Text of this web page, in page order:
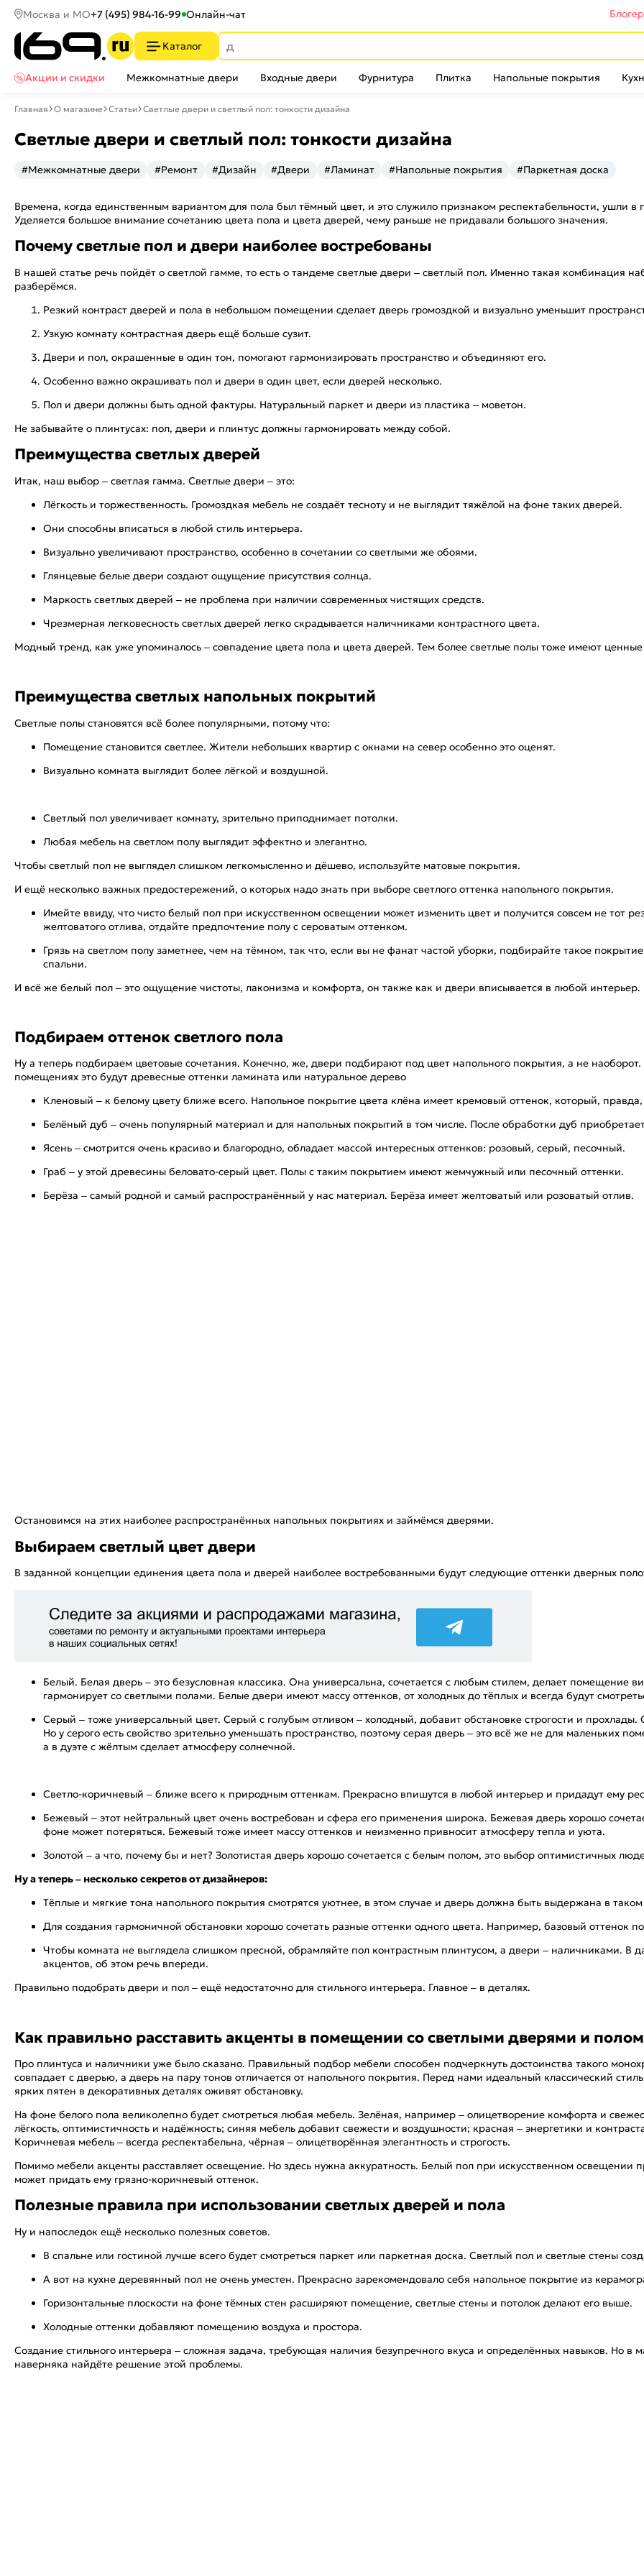
Москва и МО+7 (495) 984-16-99 Онлайн-чат
Каталог
Акции и скидки Межкомнатные двери Входные двери Фурнитура Плитка Напольные покрытия
Главная О магазине Статьи Светлые двери и светлый пол: тонкости дизайна
Светлые двери и светлый пол: тонкости дизайна
#Межкомнатные двери #Ремонт #Дизайн #Двери #Ламинат #Напольные покрытия #Паркетная доска
Времена, когда единственным вариантом для пола был тёмный цвет, и это служило признаком респектабельности, ушли
Уделяется большое внимание сочетанию цвета пола и цвета дверей, чему раньше не придавали большого значения.
Почему светлые пол и двери наиболее востребованы
В нашей статье речь пойдёт о светлой гамме, то есть о тандеме светлые двери – светлый пол. Именно такая комбинация
разберёмся.
Резкий контраст дверей и пола в небольшом помещении сделает дверь громоздкой и визуально уменьшит
Узкую комнату контрастная дверь ещё больше сузит.
Двери и пол, окрашенные в один тон, помогают гармонизировать пространство и объединяют его.
Особенно важно окрашивать пол и двери в один цвет, если дверей несколько.
Пол и двери должны быть одной фактуры. Натуральный паркет и двери из пластика – моветон.
Не забывайте о плинтусах: пол, двери и плинтус должны гармонировать между собой.
Преимущества светлых дверей
Итак, наш выбор – светлая гамма. Светлые двери – это:
Лёгкость и торжественность. Громоздкая мебель не создаёт тесноту и не выглядит тяжёлой на фоне таких дверей.
Они способны вписаться в любой стиль интерьера.
Визуально увеличивают пространство, особенно в сочетании со светлыми же обоями.
Глянцевые белые двери создают ощущение присутствия солнца.
Маркость светлых дверей – не проблема при наличии современных чистящих средств.
Чрезмерная легковесность светлых дверей легко скрадывается наличниками контрастного цвета.
Модный тренд, как уже упоминалось – совпадение цвета пола и цвета дверей. Тем более светлые полы тоже имеют ценные
Преимущества светлых напольных покрытий
Светлые полы становятся всё более популярными, потому что:
Помещение становится светлее. Жители небольших квартир с окнами на север особенно это оценят.
Визуально комната выглядит более лёгкой и воздушной.
Светлый пол увеличивает комнату, зрительно приподнимает потолки.
Любая мебель на светлом полу выглядит эффектно и элегантно.
Чтобы светлый пол не выглядел слишком легкомысленно и дёшево, используйте матовые покрытия.
И ещё несколько важных предостережений, о которых надо знать при выборе светлого оттенка напольного покрытия.
Имейте ввиду, что чисто белый пол при искусственном освещении может изменить цвет и получится совсем не тот
желтоватого отлива, отдайте предпочтение полу с сероватым оттенком.
Грязь на светлом полу заметнее, чем на тёмном, так что, если вы не фанат частой уборки, подбирайте такое
спальни.
И всё же белый пол – это ощущение чистоты, лаконизма и комфорта, он также как и двери вписывается в любой интерьер.
Подбираем оттенок светлого пола
Ну а теперь подбираем цветовые сочетания. Конечно, же, двери подбирают под цвет напольного покрытия, а не
помещениях это будут древесные оттенки ламината или натуральное дерево
Кленовый – к белому цвету ближе всего. Напольное покрытие цвета клёна имеет кремовый оттенок, который,
Белёный дуб – очень популярный материал и для напольных покрытий в том числе. После обработки дуб
Ясень – смотрится очень красиво и благородно, обладает массой интересных оттенков: розовый, серый, песочный.
Граб – у этой древесины беловато-серый цвет. Полы с таким покрытием имеют жемчужный или песочный оттенки.
Берёза – самый родной и самый распространённый у нас материал. Берёза имеет желтоватый или розоватый отлив.
Остановимся на этих наиболее распространённых напольных покрытиях и займёмся дверями.
Выбираем светлый цвет двери
В заданной концепции единения цвета пола и дверей наиболее востребованными будут следующие оттенки дверных
Белый. Белая дверь – это безусловная классика. Она универсальна, сочетается с любым стилем, делает помещение
гармонирует со светлыми полами. Белые двери имеют массу оттенков, от холодных до тёплых и всегда будут
Серый – тоже универсальный цвет. Серый с голубым отливом – холодный, добавит обстановке строгости и
Но у серого есть свойство зрительно уменьшать пространство, поэтому серая дверь – это всё же не для маленьких
а в дуэте с жёлтым сделает атмосферу солнечной.
Светло-коричневый – ближе всего к природным оттенкам. Прекрасно впишутся в любой интерьер и придадут ему
Бежевый – этот нейтральный цвет очень востребован и сфера его применения широка. Бежевая дверь хорошо
фоне может потеряться. Бежевый тоже имеет массу оттенков и неизменно привносит атмосферу тепла и уюта.
Золотой – а что, почему бы и нет? Золотистая дверь хорошо сочетается с белым полом, это выбор оптимистичных
Ну а теперь – несколько секретов от дизайнеров:
Тёплые и мягкие тона напольного покрытия смотрятся уютнее, в этом случае и дверь должна быть выдержана в
Для создания гармоничной обстановки хорошо сочетать разные оттенки одного цвета. Например, базовый оттенок
Чтобы комната не выглядела слишком пресной, обрамляйте пол контрастным плинтусом, а двери – наличниками. В
акцентов, об этом речь впереди.
Правильно подобрать двери и пол – ещё недостаточно для стильного интерьера. Главное – в деталях.
Как правильно расставить акценты в помещении со светлыми дверями и полом
Про плинтуса и наличники уже было сказано. Правильный подбор мебели способен подчеркнуть достоинства такого
совпадает с дверью, а дверь на пару тонов отличается от напольного покрытия. Перед нами идеальный классический
ярких пятен в декоративных деталях оживят обстановку.
На фоне белого пола великолепно будет смотреться любая мебель. Зелёная, например – олицетворение комфорта и
лёгкость, оптимистичность и надёжность; синяя мебель добавит свежести и воздушности; красная – энергетики и
Коричневая мебель – всегда респектабельна, чёрная – олицетворённая элегантность и строгость.
Помимо мебели акценты расставляет освещение. Но здесь нужна аккуратность. Белый пол при искусственном освещении
может придать ему грязно-коричневый оттенок.
Полезные правила при использовании светлых дверей и пола
Ну и напоследок ещё несколько полезных советов.
В спальне или гостиной лучше всего будет смотреться паркет или паркетная доска. Светлый пол и светлые стены
А вот на кухне деревянный пол не очень уместен. Прекрасно зарекомендовало себя напольное покрытие из
Горизонтальные плоскости на фоне тёмных стен расширяют помещение, светлые стены и потолок делают его выше.
Холодные оттенки добавляют помещению воздуха и простора.
Создание стильного интерьера – сложная задача, требующая наличия безупречного вкуса и определённых навыков. Но
наверняка найдёте решение этой проблемы.